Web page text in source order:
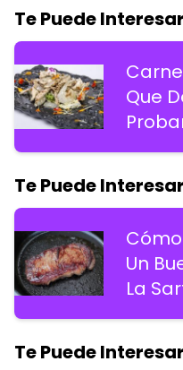
Te Puede
Que
Te Puede
Un
La
Te Puede